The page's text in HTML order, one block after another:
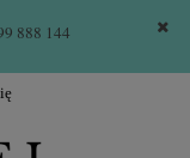
888 144